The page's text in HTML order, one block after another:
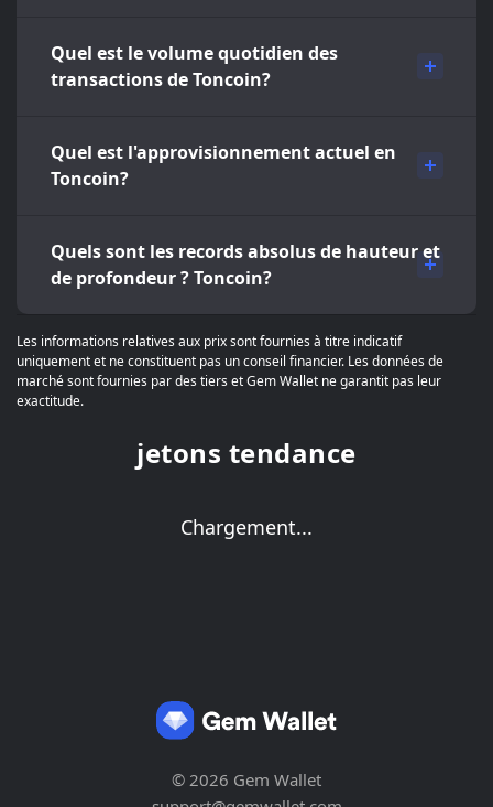
Quel est le volume quotidien des
transactions de Toncoin?
Quel est l'approvisionnement actuel en
Toncoin?
Quels sont les records absolus de hauteur et
de profondeur ? Toncoin?
Les informations relatives aux prix sont fournies à titre indicatif
uniquement et ne constituent pas un conseil financier. Les données de
marché sont fournies par des tiers et Gem Wallet ne garantit pas leur
exactitude.
jetons tendance
Chargement...
© 2026 Gem Wallet